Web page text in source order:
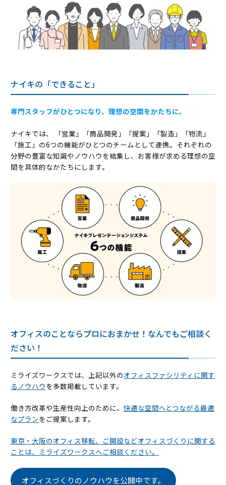
ナイキの「できること」
専門スタッフがひとつになり、理想の空間をかたちに。
ナイキでは、 「営業」「商品開発」「提案」「製造」「物流」
「施工」の6つの機能がひとつのチームとして連携。それぞれの
分野の豊富な知識やノウハウを結集し、お客様が求める理想の空
間を具体的なかたちにします。
オフィスのことならプロにおまかせ！なんでもご相談く
ださい！
ミライズワークスでは、上記以外のオフィスファシリティに関す
るノウハウを多数掲載しています。
働き方改革や生産性向上のために、 快適な空間へとつながる最適
なプランをご提案します。
東京・大阪のオフィス移転、ご開設などオフィスづくりに関する
ことは、ミライズワークスへご相談ください。
オフィスづくりのノウハウを公開中です。